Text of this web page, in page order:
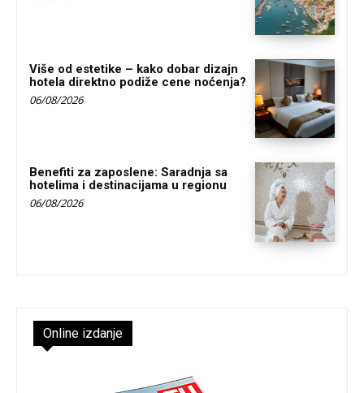
Više od estetike – kako dobar dizajn
hotela direktno podiže cene noćenja?
06/08/2026
Benefiti za zaposlene: Saradnja sa
hotelima i destinacijama u regionu
06/08/2026
Online izdanje